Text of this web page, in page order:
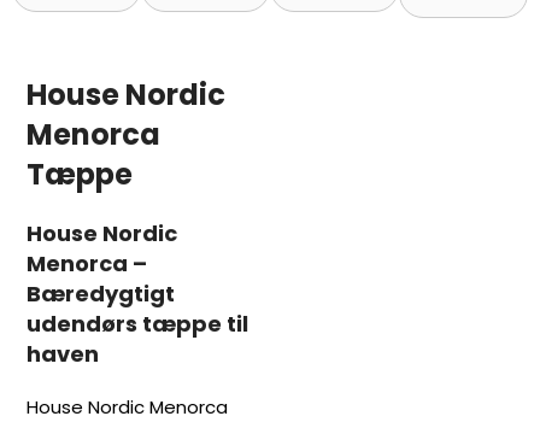
House Nordic
Menorca
Tæppe
House Nordic
Menorca –
Bæredygtigt
udendørs tæppe til
haven
House Nordic Menorca